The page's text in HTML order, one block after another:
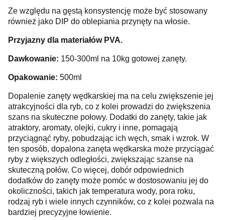
Ze względu na gęstą konsystencję może być stosowany
również jako DIP do oblepiania przynęty na włosie.
Przyjazny dla materiałów PVA.
Dawkowanie: 150-300ml na 10kg gotowej zanęty.
Opakowanie: 500ml
Dopalenie zanęty wędkarskiej ma na celu zwiększenie jej
atrakcyjności dla ryb, co z kolei prowadzi do zwiększenia
szans na skuteczne połowy. Dodatki do zanęty, takie jak
atraktory, aromaty, olejki, cukry i inne, pomagają
przyciągnąć ryby, pobudzając ich węch, smak i wzrok. W
ten sposób, dopalona zanęta wędkarska może przyciągać
ryby z większych odległości, zwiększając szanse na
skuteczną połów. Co więcej, dobór odpowiednich
dodatków do zanęty może pomóc w dostosowaniu jej do
okoliczności, takich jak temperatura wody, pora roku,
rodzaj ryb i wiele innych czynników, co z kolei pozwala na
bardziej precyzyjne łowienie.